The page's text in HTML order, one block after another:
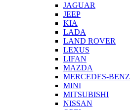
JAGUAR
JEEP
KIA
LADA
LAND ROVER
LEXUS
LIFAN
MAZDA
MERCEDES-BENZ
MINI
MITSUBISHI
NISSAN